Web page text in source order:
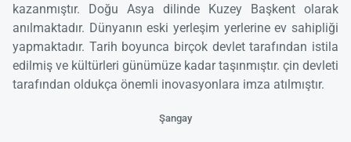
kazanmıştır. Doğu Asya dilinde Kuzey Başkent olarak
anılmaktadır. Dünyanın eski yerleşim yerlerine ev sahipliği
yapmaktadır. Tarih boyunca birçok devlet tarafından istila
edilmiş ve kültürleri günümüze kadar taşınmıştır. çin devleti
tarafından oldukça önemli inovasyonlara imza atılmıştır.
Şangay